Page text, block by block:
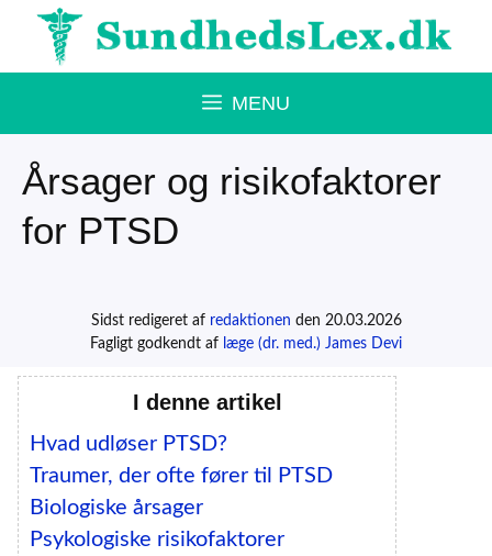
Hop
MENU
Årsager og risikofaktorer
for PTSD
Sidst redigeret af redaktionen den 20.03.2026
Fagligt godkendt af læge (dr. med.) James Devi
I denne artikel
Hvad udløser PTSD?
Traumer, der ofte fører til PTSD
Biologiske årsager
Psykologiske risikofaktorer